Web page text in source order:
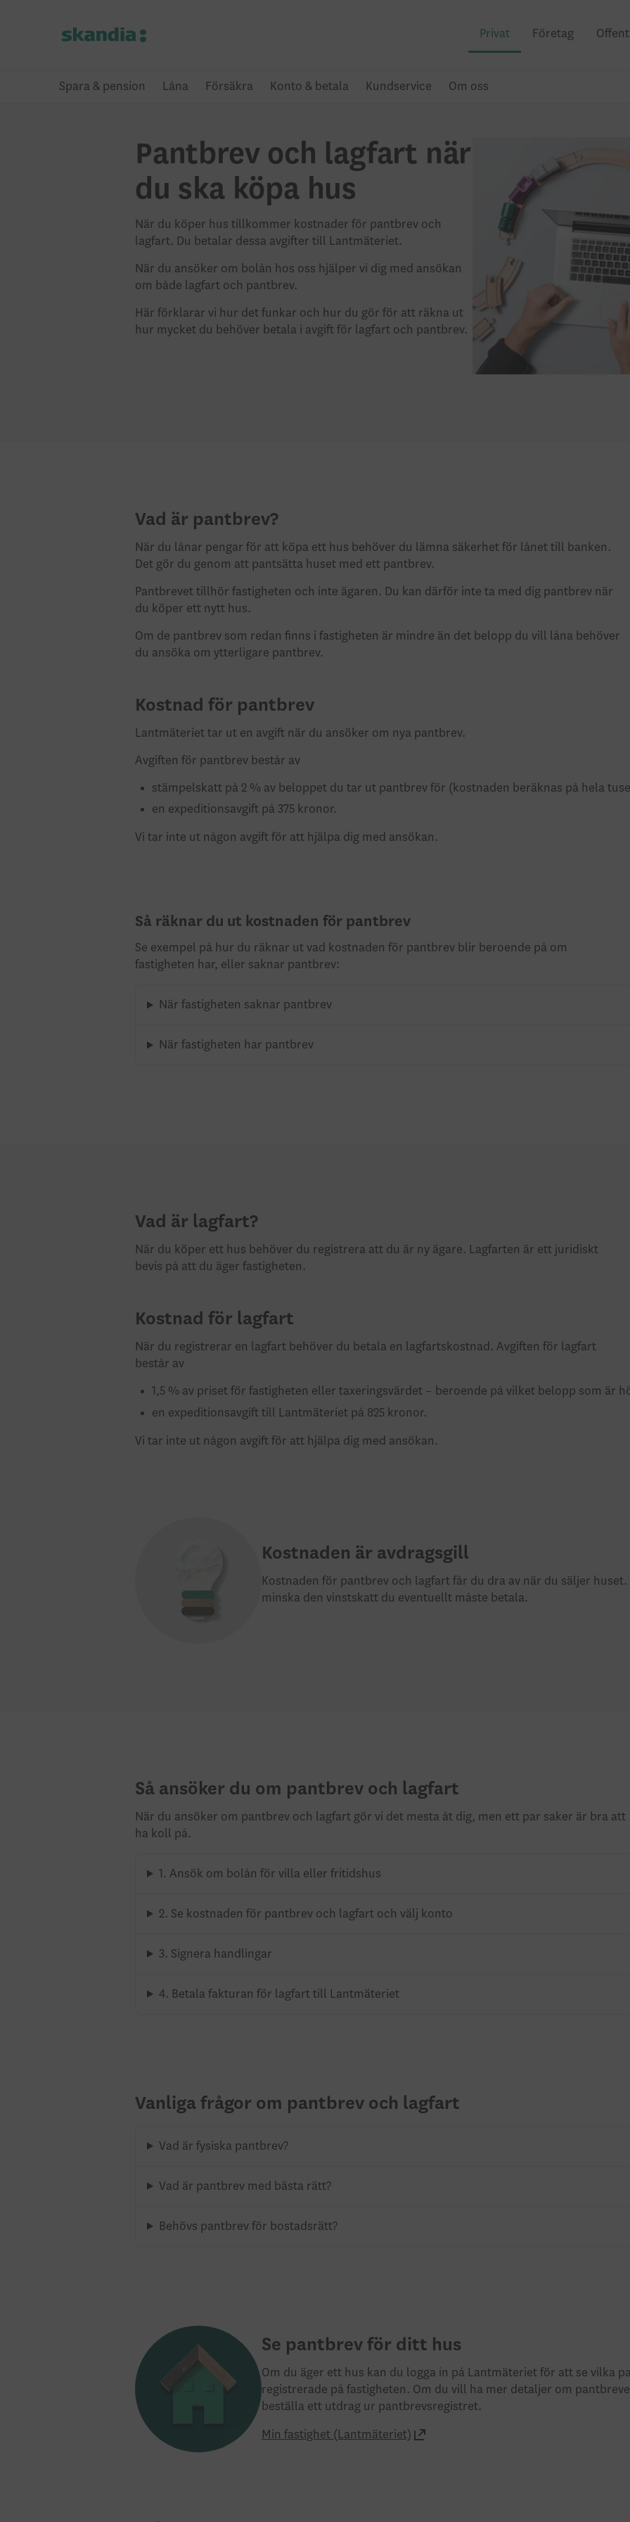
Privat Företag
Spara & pension Låna Försäkra Konto & betala Kundservice Om oss
Pantbrev och lagfart när
du ska köpa hus
När du köper hus tillkommer kostnader för pantbrev och
lagfart. Du betalar dessa avgifter till Lantmäteriet.
När du ansöker om bolån hos oss hjälper vi dig med ansökan
om både lagfart och pantbrev.
Här förklarar vi hur det funkar och hur du gör för att räkna ut
hur mycket du behöver betala i avgift för lagfart och pantbrev.
Vad är pantbrev?
När du lånar pengar för att köpa ett hus behöver du lämna säkerhet för lånet till banken.
Det gör du genom att pantsätta huset med ett pantbrev.
Pantbrevet tillhör fastigheten och inte ägaren. Du kan därför inte ta med dig pantbrev när
du köper ett nytt hus.
Om de pantbrev som redan finns i fastigheten är mindre än det belopp du vill låna behöver
du ansöka om ytterligare pantbrev.
Kostnad för pantbrev
Lantmäteriet tar ut en avgift när du ansöker om nya pantbrev.
Avgiften för pantbrev består av
stämpelskatt på 2 % av beloppet du tar ut pantbrev för (kostnaden beräknas på hela
en expeditionsavgift på 375 kronor.
Vi tar inte ut någon avgift för att hjälpa dig med ansökan.
Så räknar du ut kostnaden för pantbrev
Se exempel på hur du räknar ut vad kostnaden för pantbrev blir beroende på om
fastigheten har, eller saknar pantbrev:
När fastigheten saknar pantbrev
När fastigheten har pantbrev
Vad är lagfart?
När du köper ett hus behöver du registrera att du är ny ägare. Lagfarten är ett juridiskt
bevis på att du äger fastigheten.
Kostnad för lagfart
När du registrerar en lagfart behöver du betala en lagfartskostnad. Avgiften för lagfart
består av
1,5 % av priset för fastigheten eller taxeringsvärdet – beroende på vilket belopp som är
en expeditionsavgift till Lantmäteriet på 825 kronor.
Vi tar inte ut någon avgift för att hjälpa dig med ansökan.
Kostnaden är avdragsgill
Kostnaden för pantbrev och lagfart får du dra av när du säljer
minska den vinstskatt du eventuellt måste betala.
Så ansöker du om pantbrev och lagfart
När du ansöker om pantbrev och lagfart gör vi det mesta åt dig, men ett par saker är bra att
ha koll på.
1. Ansök om bolån för villa eller fritidshus
2. Se kostnaden för pantbrev och lagfart och välj konto
3. Signera handlingar
4. Betala fakturan för lagfart till Lantmäteriet
Vanliga frågor om pantbrev och lagfart
Vad är fysiska pantbrev?
Vad är pantbrev med bästa rätt?
Behövs pantbrev för bostadsrätt?
Se pantbrev för ditt hus
Om du äger ett hus kan du logga in på Lantmäteriet för att se vilka
registrerade på fastigheten. Om du vill ha mer detaljer om
beställa ett utdrag ur pantbrevsregistret.
Min fastighet (Lantmäteriet)